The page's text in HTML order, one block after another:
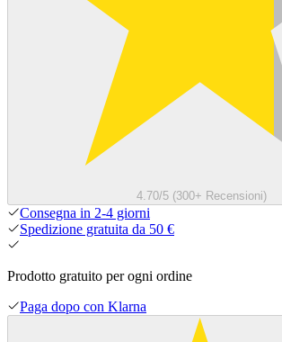
4.70/5 (300+ Recensioni)
Consegna in 2-4 giorni
Spedizione gratuita da 50 €
Prodotto gratuito per ogni ordine
Paga dopo con Klarna